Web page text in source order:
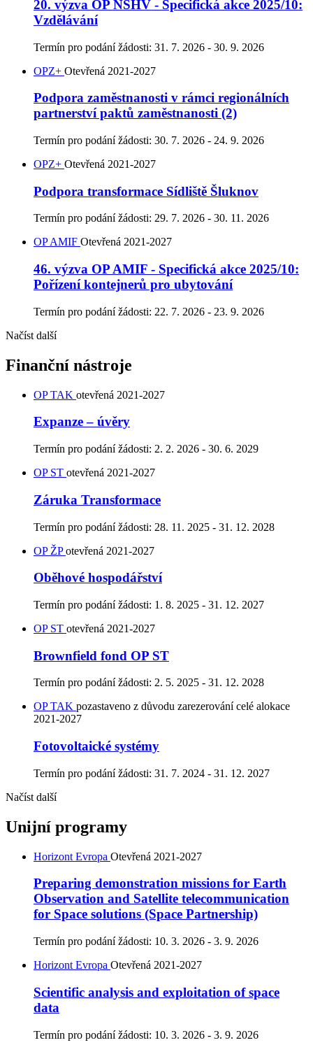
20. výzva OP NSHV - Specifická akce 2025/10:
Vzdělávání
Termín pro podání žádosti: 31. 7. 2026 - 30. 9. 2026
OPZ+ Otevřená 2021-2027
Podpora zaměstnanosti v rámci regionálních
partnerství paktů zaměstnanosti (2)
Termín pro podání žádosti: 30. 7. 2026 - 24. 9. 2026
OPZ+ Otevřená 2021-2027
Podpora transformace Sídliště Šluknov
Termín pro podání žádosti: 29. 7. 2026 - 30. 11. 2026
OP AMIF Otevřená 2021-2027
46. výzva OP AMIF - Specifická akce 2025/10:
Pořízení kontejnerů pro ubytování
Termín pro podání žádosti: 22. 7. 2026 - 23. 9. 2026
Načíst další
Finanční nástroje
OP TAK otevřená 2021-2027
Expanze – úvěry
Termín pro podání žádosti: 2. 2. 2026 - 30. 6. 2029
OP ST otevřená 2021-2027
Záruka Transformace
Termín pro podání žádosti: 28. 11. 2025 - 31. 12. 2028
OP ŽPotevřená 2021-2027
Oběhové hospodářství
Termín pro podání žádosti: 1. 8. 2025 - 31. 12. 2027
OP ST otevřená 2021-2027
Brownfield fond OP ST
Termín pro podání žádosti: 2. 5. 2025 - 31. 12. 2028
OP TAK pozastaveno z důvodu zarezerování celé alokace
2021-2027
Fotovoltaické systémy
Termín pro podání žádosti: 31. 7. 2024 - 31. 12. 2027
Načíst další
Unijní programy
Horizont Evropa Otevřená 2021-2027
Preparing demonstration missions for Earth
Observation and Satellite telecommunication
for Space solutions (Space Partnership)
Termín pro podání žádosti: 10. 3. 2026 - 3. 9. 2026
Horizont Evropa Otevřená 2021-2027
Scientific analysis and exploitation of space
data
Termín pro podání žádosti: 10. 3. 2026 - 3. 9. 2026